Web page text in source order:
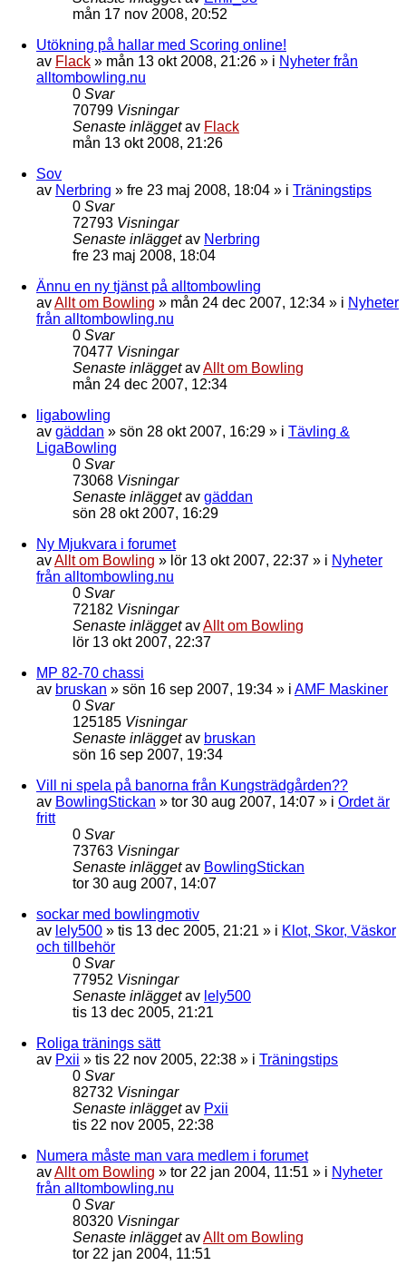
mån 17 nov 2008, 20:52
Utökning på hallar med Scoring online!
av Flack » mån 13 okt 2008, 21:26 » i Nyheter från
alltombowling.nu
0 Svar
70799 Visningar
Senaste inläggetav Flack
mån 13 okt 2008, 21:26
Sov
av Nerbring » fre 23 maj 2008, 18:04 » i Träningstips
0 Svar
72793 Visningar
Senaste inläggetav Nerbring
fre 23 maj 2008, 18:04
Ännu en ny tjänst på alltombowling
avAllt om Bowling » mån 24 dec 2007, 12:34 » i Nyheter
från alltombowling.nu
0 Svar
70477 Visningar
Senaste inläggetavAllt om Bowling
mån 24 dec 2007, 12:34
ligabowling
av gäddan » sön 28 okt 2007, 16:29 » i Tävling &
LigaBowling
0 Svar
73068 Visningar
Senaste inläggetav gäddan
sön 28 okt 2007, 16:29
Ny Mjukvara i forumet
avAllt om Bowling » lör 13 okt 2007, 22:37 » i Nyheter
från alltombowling.nu
0 Svar
72182 Visningar
Senaste inläggetavAllt om Bowling
lör 13 okt 2007, 22:37
MP 82-70 chassi
av bruskan » sön 16 sep 2007, 19:34 » i AMF Maskiner
0 Svar
125185 Visningar
Senaste inläggetav bruskan
sön 16 sep 2007, 19:34
Vill ni spela på banorna från Kungsträdgården??
av BowlingStickan » tor 30 aug 2007, 14:07 » i Ordet är
fritt
0 Svar
73763 Visningar
Senaste inläggetav BowlingStickan
tor 30 aug 2007, 14:07
sockar med bowlingmotiv
av lely500 » tis 13 dec 2005, 21:21 » i Klot, Skor, Väskor
och tillbehör
0 Svar
77952 Visningar
Senaste inläggetav lely500
tis 13 dec 2005, 21:21
Roliga tränings sätt
av Pxii » tis 22 nov 2005, 22:38 » i Träningstips
0 Svar
82732 Visningar
Senaste inläggetav Pxii
tis 22 nov 2005, 22:38
Numera måste man vara medlem i forumet
avAllt om Bowling » tor 22 jan 2004, 11:51 » i Nyheter
från alltombowling.nu
0 Svar
80320 Visningar
Senaste inläggetavAllt om Bowling
tor 22 jan 2004, 11:51